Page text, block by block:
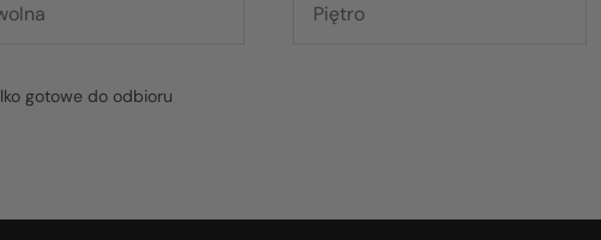
gotowe do odbioru